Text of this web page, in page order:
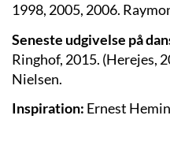
1998, 2005, 2006.
Seneste udgivelse på
Ringhof, 2015. (Herejes,
Nielsen.
Inspiration: Ernest